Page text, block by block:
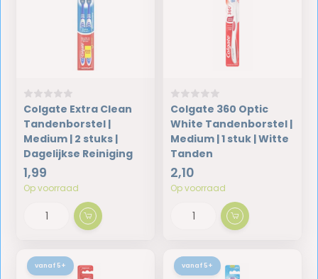
Colgate Extra Clean
Tandenborstel |
Medium | 2 stuks |
Dagelijkse Reiniging
1,99
Op voorraad
Colgate 360 Optic
White Tandenborstel |
Medium | 1 stuk | Witte
Tanden
2,10
Op voorraad
vanaf 5+ vanaf 5+